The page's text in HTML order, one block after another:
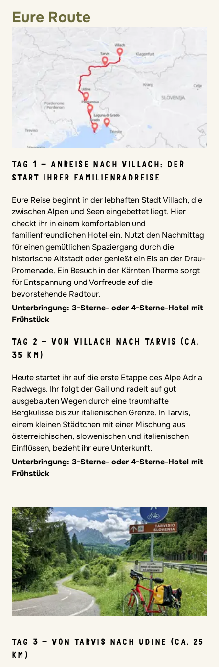
Eure Route
TAG 1 – ANREISE NACH VILLACH: DER
START IHRER FAMILIENRADREISE
Eure Reise beginnt in der lebhaften Stadt Villach, die
zwischen Alpen und Seen eingebettet liegt. Hier
checkt ihr in einem komfortablen und
familienfreundlichen Hotel ein. Nutzt den Nachmittag
für einen gemütlichen Spaziergang durch die
historische Altstadt oder genießt ein Eis an der Drau-
Promenade. Ein Besuch in der Kärnten Therme sorgt
für Entspannung und Vorfreude auf die
bevorstehende Radtour.
Unterbringung: 3-Sterne- oder 4-Sterne-Hotel mit
Frühstück
TAG 2 – VON VILLACH NACH TARVIS (CA.
35 KM)
Heute startet ihr auf die erste Etappe des Alpe Adria
Radwegs. Ihr folgt der Gail und radelt auf gut
ausgebauten Wegen durch eine traumhafte
Bergkulisse bis zur italienischen Grenze. In Tarvis,
einem kleinen Städtchen mit einer Mischung aus
österreichischen, slowenischen und italienischen
Einflüssen, bezieht ihr eure Unterkunft.
Unterbringung: 3-Sterne- oder 4-Sterne-Hotel mit
Frühstück
TAG 3 – VON TARVIS NACH UDINE (CA. 25
KM)